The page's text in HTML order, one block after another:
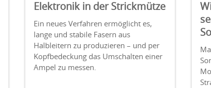
Elektronik in der Strickmütze
Ein neues Verfahren ermöglicht es,
lange und stabile Fasern aus
Halbleitern zu produzieren – und per
Kopfbedeckung das Umschalten einer
Ampel zu messen.